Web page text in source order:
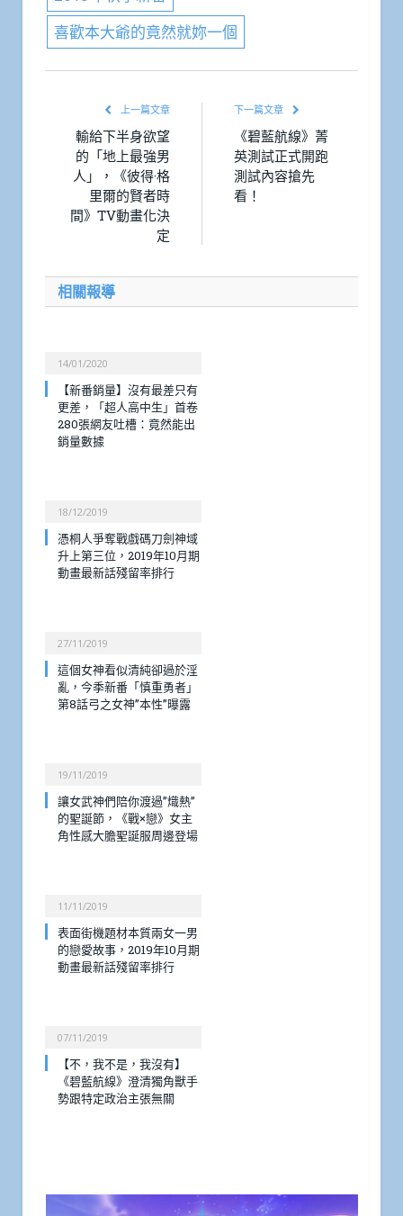
喜歡本大爺的竟然就妳一個
上一篇文章
輸給下半身欲望
的「地上最強男
人」，《彼得·格
里爾的賢者時
間》TV動畫化決
定
下一篇文章
《碧藍航線》菁
英測試正式開跑
測試內容搶先
看！
相關報導
14/01/2020
【新番銷量】沒有最差只有
更差，「超人高中生」首卷
280張網友吐槽：竟然能出
銷量數據
18/12/2019
憑桐人爭奪戰戲碼刀劍神域
升上第三位，2019年10月期
動畫最新話殘留率排行
27/11/2019
這個女神看似清純卻過於淫
亂，今季新番「慎重勇者」
第8話弓之女神”本性”曝露
19/11/2019
讓女武神們陪你渡過”熾熱”
的聖誕節，《戰×戀》女主
角性感大膽聖誕服周邊登場
11/11/2019
表面街機題材本質兩女一男
的戀愛故事，2019年10月期
動畫最新話殘留率排行
07/11/2019
【不，我不是，我沒有】
《碧藍航線》澄清獨角獸手
勢跟特定政治主張無關